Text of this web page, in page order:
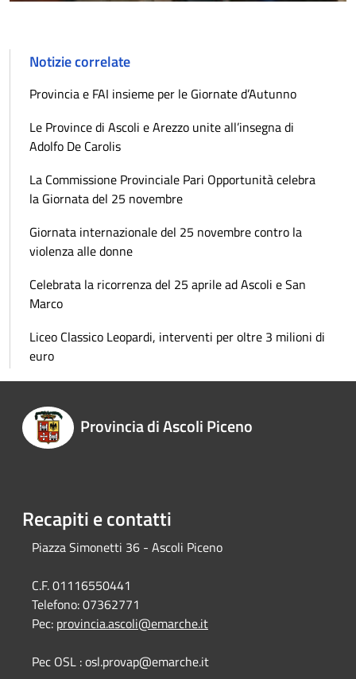
Notizie correlate
Provincia e FAI insieme per le Giornate d’Autunno
Le Province di Ascoli e Arezzo unite all’insegna di
Adolfo De Carolis
La Commissione Provinciale Pari Opportunità celebra
la Giornata del 25 novembre
Giornata internazionale del 25 novembre contro la
violenza alle donne
Celebrata la ricorrenza del 25 aprile ad Ascoli e San
Marco
Liceo Classico Leopardi, interventi per oltre 3 milioni di
euro
Provincia di Ascoli Piceno
Recapiti e contatti
Piazza Simonetti 36 - Ascoli Piceno
C.F. 01116550441
Telefono:07362771
Pec: provincia.ascoli@emarche.it
Pec OSL : osl.provap@emarche.it